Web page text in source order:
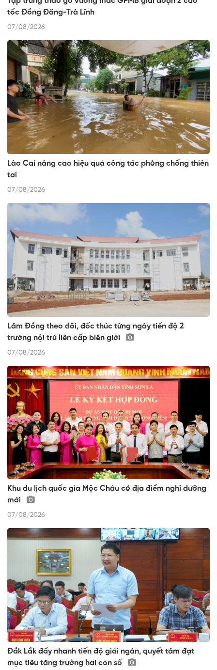
tốc Đồng Đăng-Trà Lĩnh
07/08/2026
Lào Cai nâng cao hiệu quả công tác phòng chống thiên
tai
07/08/2026
Lâm Đồng theo dõi, đốc thúc từng ngày tiến độ 2
trường nội trú liên cấp biên giới
07/08/2026
Khu du lịch quốc gia Mộc Châu có địa điểm nghỉ dưỡng
mới
07/08/2026
Đắk Lắk đẩy nhanh tiến độ giải ngân, quyết tâm đạt
mục tiêu tăng trưởng hai con số